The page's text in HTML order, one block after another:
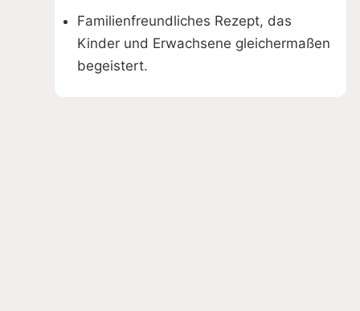
Familienfreundliches Rezept, das
Kinder und Erwachsene gleichermaßen
begeistert.